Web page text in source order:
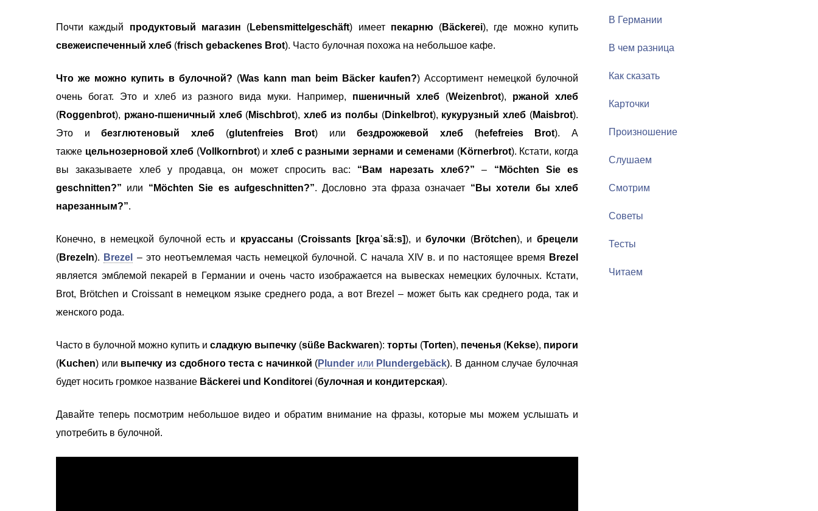
Почти каждый продуктовый магазин (Lebensmittelgeschäft) имеет пекарню (Bäckerei), где можно купить
свежеиспеченный хлеб (frisch gebackenes Brot). Часто булочная похожа на небольшое кафе.
Что же можно купить в булочной? (Was kann man beim Bäcker kaufen?) Ассортимент немецкой булочной
очень богат. Это и хлеб из разного вида муки. Например, пшеничный хлеб (Weizenbrot), ржаной хлеб
(Roggenbrot), ржано-пшеничный хлеб(Mischbrot),хлеб из полбы (Dinkelbrot), кукурузный хлеб (Maisbrot).
Это ибезглютеновый хлеб(glutenfreies Brot) илибездрожжевой хлеб (hefefreies Brot). А
также цельнозерновой хлеб (Vollkornbrot) и хлеб с разными зернами и семенами (Körnerbrot). Кстати, когда
вы заказываете хлеб у продавца, он может спросить вас: “Вам нарезать хлеб?” – “Möchten Sie es
geschnitten?” или “Möchten Sie es aufgeschnitten?”. Дословно эта фраза означает “Вы хотели бы хлеб
нарезанным?”.
Конечно, в немецкой булочной есть и круаcсаны (Croissants [kro̯aˈsãːs]), ибулочки (Brötchen), ибрецели
(Brezeln). Brezel – это неотъемлемая часть немецкой булочной. С начала XIV в. и по настоящее время Brezel
является эмблемой пекарей в Германии и очень часто изображается на вывесках немецких булочных. Кстати,
Brot, Brötchen и Croissant в немецком языке среднего рода, а вот Brezel – может быть как среднего рода, так и
женского рода.
Часто в булочной можно купить и сладкую выпечку (süße Backwaren): торты (Torten), печенья (Kekse), пироги
(Kuchen) или выпечку из сдобного теста с начинкой (Plunder или Plundergebäck). В данном случае булочная
будет носить громкое название Bäckerei und Konditorei (булочная и кондитерская).
Давайте теперь посмотрим небольшое видео и обратим внимание на фразы, которые мы можем услышать и
употребить в булочной.
В Германии
В чем разница
Как сказать
Карточки
Произношение
Слушаем
Смотрим
Советы
Тесты
Читаем